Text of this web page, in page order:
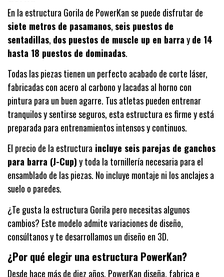
En la estructura Gorila de PowerKan se puede disfrutar de
siete metros de pasamanos, seis puestos de
sentadillas, dos puestos de muscle up en barrayde 14
hasta 18 puestos de dominadas.
Todas las piezas tienen un perfecto acabado de corte láser,
fabricadas con acero al carbono y lacadas al horno con
pintura para un buen agarre. Tus atletas pueden entrenar
tranquilos y sentirse seguros, esta estructura es firme y está
preparada para entrenamientos intensos y continuos.
El precio de la estructura incluye seis parejas de ganchos
para barra (J-Cup)y toda la tornillería necesaria para el
ensamblado de las piezas. No incluye montaje ni los anclajes a
suelo o paredes.
¿Te gusta la estructura Gorila pero necesitas algunos
cambios? Este modelo admite variaciones de diseño,
consúltanos y te desarrollamos un diseño en 3D.
¿Por qué elegir una estructura PowerKan?
Desde hace más de diez años, PowerKan diseña, fabrica e